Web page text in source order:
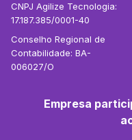
CNPJ Agilize Tecnologia:
17.187.385/0001-40
Conselho Regional de
Contabilidade: BA-
006027/O
Empresa